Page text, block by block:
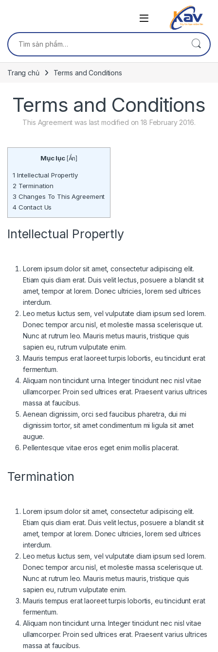
Tìm kiếm:
Trang chủ Terms and Conditions
Terms and Conditions
This Agreement was last modified on 18 February 2016.
Mục lục [Ẩn]
1 Intellectual Propertly
2 Termination
3 Changes To This Agreement
4Contact Us
Intellectual Propertly
Lorem ipsum dolor sit amet, consectetur adipiscing elit.
Etiam quis diam erat. Duis velit lectus, posuere a blandit sit
amet, tempor at lorem. Donec ultricies, lorem sed ultrices
interdum.
Leo metus luctus sem, vel vulputate diam ipsum sed lorem.
Donec tempor arcu nisl, et molestie massa scelerisque ut.
Nunc at rutrum leo. Mauris metus mauris, tristique quis
sapien eu, rutrum vulputate enim.
Mauris tempus erat laoreet turpis lobortis, eu tincidunt erat
fermentum.
Aliquam non tincidunt urna. Integer tincidunt nec nisl vitae
ullamcorper. Proin sed ultrices erat. Praesent varius ultrices
massa at faucibus.
Aenean dignissim, orci sed faucibus pharetra, dui mi
dignissim tortor, sit amet condimentum mi ligula sit amet
augue.
Pellentesque vitae eros eget enim mollis placerat.
Termination
Lorem ipsum dolor sit amet, consectetur adipiscing elit.
Etiam quis diam erat. Duis velit lectus, posuere a blandit sit
amet, tempor at lorem. Donec ultricies, lorem sed ultrices
interdum.
Leo metus luctus sem, vel vulputate diam ipsum sed lorem.
Donec tempor arcu nisl, et molestie massa scelerisque ut.
Nunc at rutrum leo. Mauris metus mauris, tristique quis
sapien eu, rutrum vulputate enim.
Mauris tempus erat laoreet turpis lobortis, eu tincidunt erat
fermentum.
Aliquam non tincidunt urna. Integer tincidunt nec nisl vitae
ullamcorper. Proin sed ultrices erat. Praesent varius ultrices
massa at faucibus.